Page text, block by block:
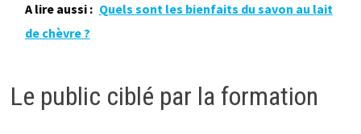
A lire aussi : Quels sont les bienfaits du savon au lait
de chèvre ?
Le public ciblé par la formation